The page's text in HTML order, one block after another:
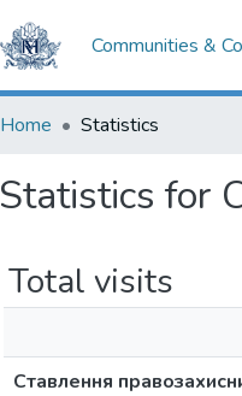
Communities &
Home Statistics
Statistics for
Total visits
Ставлення